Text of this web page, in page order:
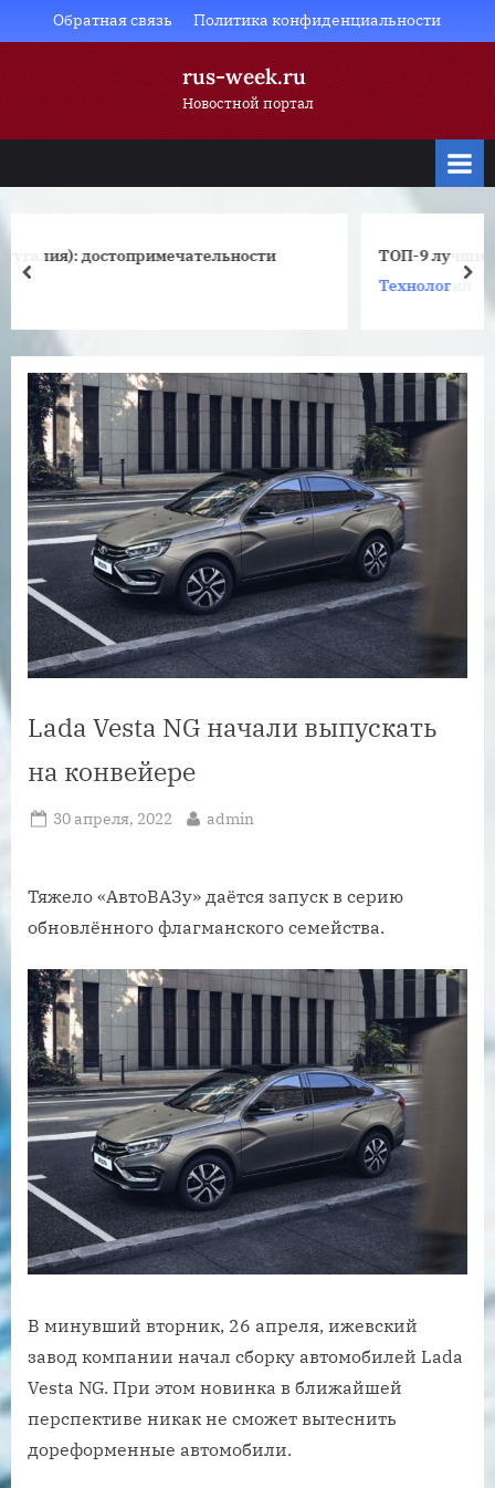
to
Обратная связь Политика конфиденциальности
rus-week.ru
Новостной портал
ТОП-9 лучших китайских смартфонов в 2022
prev
Lada Vesta NG начали выпускать
на конвейере
Posted
30 апреля, 2022 By
admin
Тяжело «АвтоВАЗу» даётся запуск в серию
обновлённого флагманского семейства.
В минувший вторник, 26 апреля, ижевский
завод компании начал сборку автомобилей Lada
Vesta NG. При этом новинка в ближайшей
перспективе никак не сможет вытеснить
дореформенные автомобили.